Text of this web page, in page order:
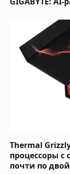
Thermal
процессоры с
почти по